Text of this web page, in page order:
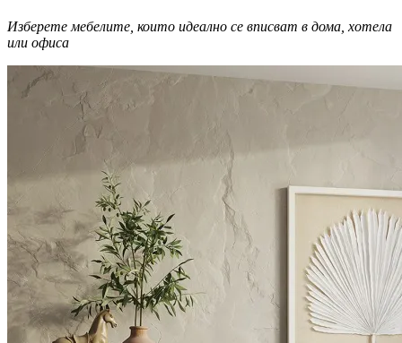
Изберете мебелите, които идеално се вписват в дома, хотела
или офиса